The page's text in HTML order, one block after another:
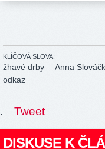
KLÍČOVÁ SLOVA:
žhavé drby Anna
odkaz
. Tweet
DISKUSE K